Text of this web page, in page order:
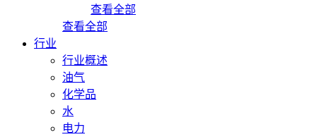
查看全部
查看全部
行业
行业概述
油气
化学品
水
电力